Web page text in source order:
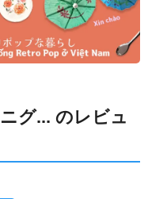
グ... のレビュ